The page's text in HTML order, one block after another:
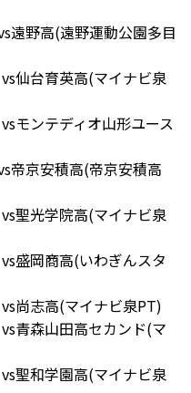
野高(遠野運動公園多目
台育英高(マイナビ泉
ンテディオ山形ユース
京安積高(帝京安積高
光学院高(マイナビ泉
岡商高(いわぎんスタ
志高(マイナビ泉PT)
森山田高セカンド(マ
和学園高(マイナビ泉